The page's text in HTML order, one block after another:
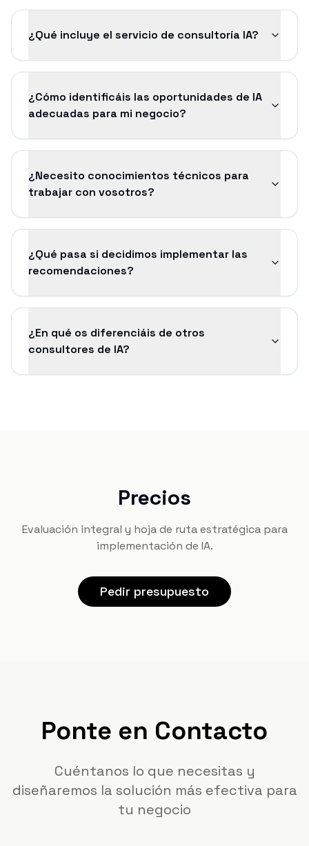
¿Qué incluye el servicio de consultoría IA?
¿Cómo identificáis las oportunidades de IA
adecuadas para mi negocio?
¿Necesito conocimientos técnicos para
trabajar con vosotros?
¿Qué pasa si decidimos implementar las
recomendaciones?
¿En qué os diferenciáis de otros
consultores de IA?
Precios
Evaluación integral y hoja de ruta estratégica para
implementación de IA.
Pedir presupuesto
Ponte en Contacto
Cuéntanos lo que necesitas y
diseñaremos la solución más efectiva para
tu negocio